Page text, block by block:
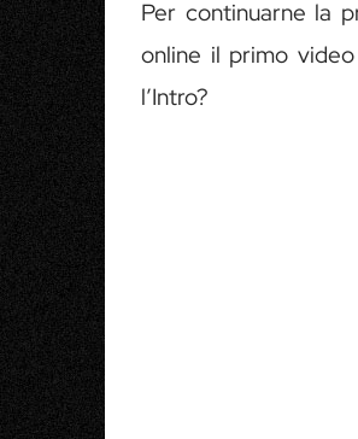
Per continuarne la
online il primo
l’Intro?